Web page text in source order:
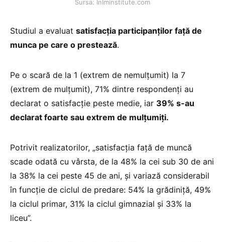
Sursa: InIminstitute.com
Studiul a evaluat satisfacția participanților față de
munca pe care o prestează.
Pe o scară de la 1 (extrem de nemulțumit) la 7
(extrem de mulțumit), 71% dintre respondenți au
declarat o satisfacție peste medie, iar 39% s-au
declarat foarte sau extrem de mulțumiți.
Potrivit realizatorilor, „satisfacția față de muncă
scade odată cu vârsta, de la 48% la cei sub 30 de ani
la 38% la cei peste 45 de ani, și variază considerabil
în funcție de ciclul de predare: 54% la grădiniță, 49%
la ciclul primar, 31% la ciclul gimnazial și 33% la
liceu”.